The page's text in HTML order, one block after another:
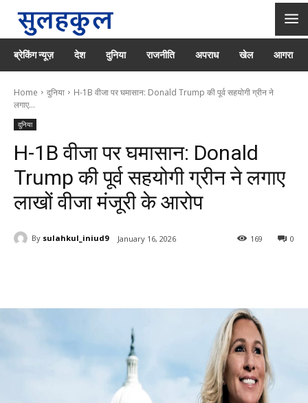
ब्रेकिंग न्यूज़ देश दुनिया राजनीति अपराध खेल आगरा
Home दुनिया
H-1B वीजा पर घमासान: Donald Trump की पूर्व सहयोगी ग्रीन ने
लगाए...
दुनिया
H-1B वीजा पर घमासान: Donald
Trump की पूर्व सहयोगी ग्रीन ने लगाए
लाखों वीजा मंजूरी के आरोप
By sulahkul_iniud9 January 16, 2026 0
169